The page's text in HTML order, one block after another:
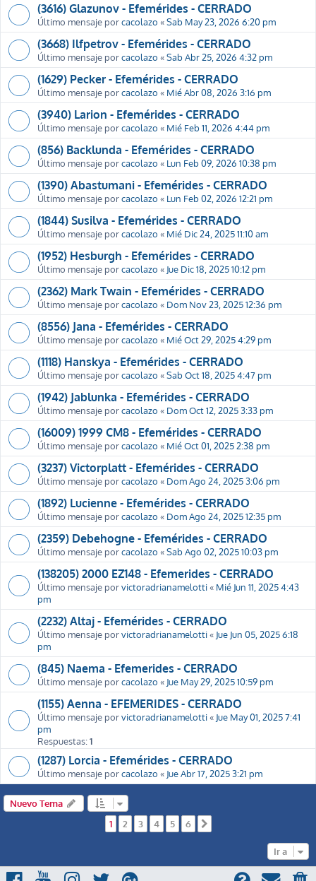
(3616) Glazunov - Efemérides - CERRADO
Último mensaje porcacolazo «Sab May 23, 2026 6:20 pm
(3668) Ilfpetrov - Efemérides - CERRADO
Último mensaje porcacolazo «Sab Abr 25, 2026 4:32 pm
(1629) Pecker - Efemérides - CERRADO
Último mensaje porcacolazo « Mié Abr 08, 2026 3:16 pm
(3940) Larion - Efemérides - CERRADO
Último mensaje porcacolazo « Mié Feb 11, 2026 4:44 pm
(856) Backlunda - Efemérides - CERRADO
Último mensaje porcacolazo « Lun Feb 09, 2026 10:38 pm
(1390) Abastumani - Efemérides - CERRADO
Último mensaje porcacolazo « Lun Feb 02, 2026 12:21 pm
(1844) Susilva - Efemérides - CERRADO
Último mensaje porcacolazo « Mié Dic 24, 2025 11:10 am
(1952) Hesburgh - Efemérides - CERRADO
Último mensaje porcacolazo « Jue Dic 18, 2025 10:12 pm
(2362) Mark Twain - Efemérides - CERRADO
Último mensaje porcacolazo « Dom Nov 23, 2025 12:36 pm
(8556) Jana - Efemérides - CERRADO
Último mensaje porcacolazo « Mié Oct 29, 2025 4:29 pm
(1118) Hanskya - Efemérides - CERRADO
Último mensaje porcacolazo «Sab Oct 18, 2025 4:47 pm
(1942) Jablunka - Efemérides - CERRADO
Último mensaje porcacolazo « Dom Oct 12, 2025 3:33 pm
(16009) 1999 CM8 - Efemérides - CERRADO
Último mensaje porcacolazo « Mié Oct 01, 2025 2:38 pm
(3237) Victorplatt - Efemérides - CERRADO
Último mensaje porcacolazo « Dom Ago 24, 2025 3:06 pm
(1892) Lucienne - Efemérides - CERRADO
Último mensaje porcacolazo « Dom Ago 24, 2025 12:35 pm
(2359) Debehogne - Efemérides - CERRADO
Último mensaje porcacolazo «Sab Ago 02, 2025 10:03 pm
(138205) 2000 EZ148 - Efemerides - CERRADO
Último mensaje porvictoradrianamelotti« Mié Jun 11, 2025 4:43
pm
(2232) Altaj - Efemérides - CERRADO
Último mensaje porvictoradrianamelotti« Jue Jun 05, 2025 6:18
pm
(845) Naema - Efemerides - CERRADO
Último mensaje porcacolazo « Jue May 29, 2025 10:59 pm
(1155) Aenna - EFEMERIDES - CERRADO
Último mensaje porvictoradrianamelotti« Jue May 01, 2025 7:41
pm
Respuestas:1
(1287) Lorcia - Efemérides - CERRADO
Último mensaje porcacolazo « Jue Abr 17, 2025 3:21 pm
Nuevo Tema
1
2 3 4 5 6
Ir a